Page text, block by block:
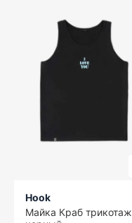
Hook
Майка Краб трикотаж